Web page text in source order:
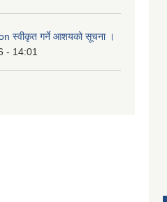
स्वीकृत गर्ने आशयको सूचना ।
- 14:01